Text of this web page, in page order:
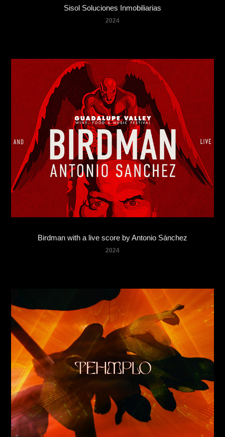
Sisol Soluciones Inmobiliarias
2024
Birdman with a live score by Antonio Sánchez
2024